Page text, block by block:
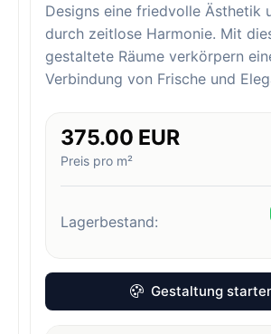
Designs eine friedvolle Ästhetik
durch zeitlose Harmonie. Mit
gestaltete Räume verkörpern
Verbindung von Frische und
375.00 EUR
Preis pro m²
Lagerbestand:
Gestaltung